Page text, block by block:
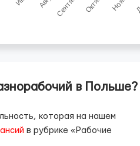
в Польше?
которая на нашем
в рубрике «Рабочие